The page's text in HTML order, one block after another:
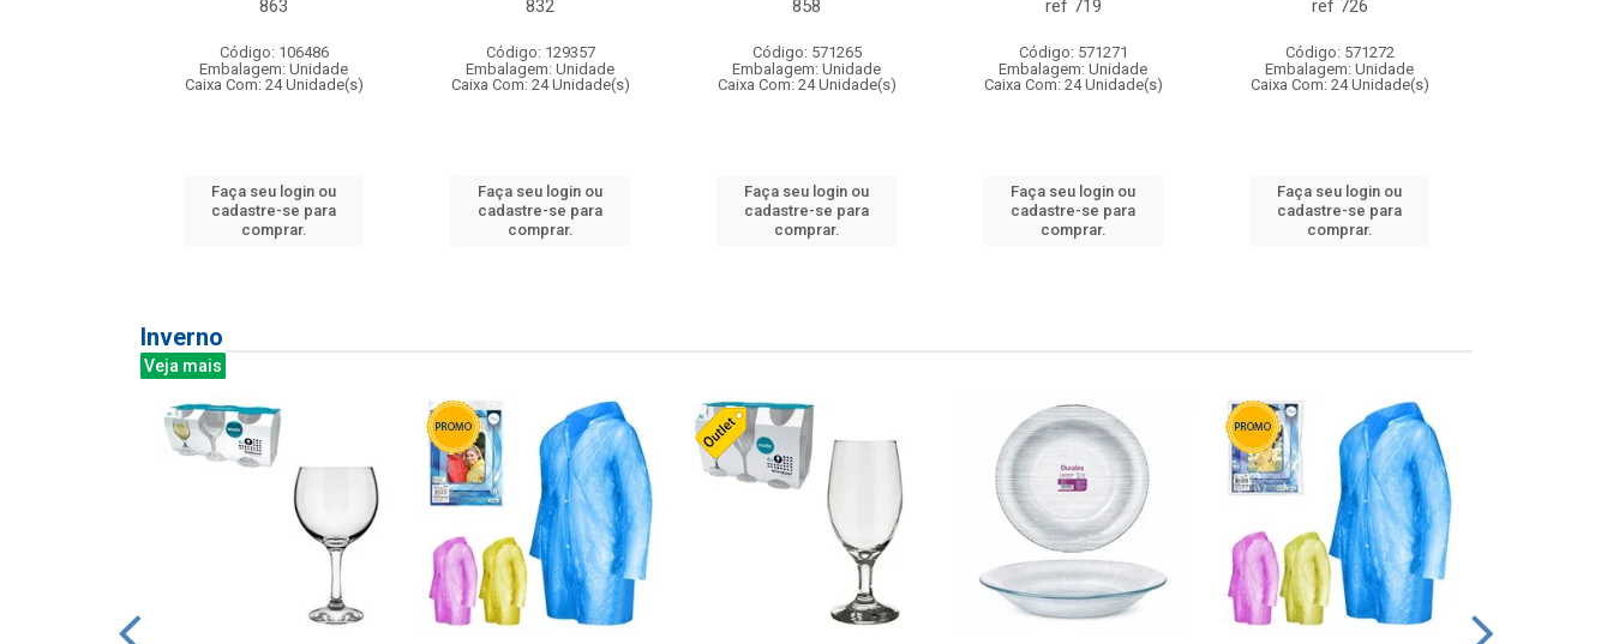
863
Código: 106486
Embalagem: Unidade
Caixa Com: 24 Unidade(s)
Faça seu login ou
cadastre-se para
comprar.
832
Código: 129357
Embalagem: Unidade
Caixa Com: 24 Unidade(s)
Faça seu login ou
cadastre-se para
comprar.
858
Código: 571265
Embalagem: Unidade
Caixa Com: 24 Unidade(s)
Faça seu login ou
cadastre-se para
comprar.
ref 719
Código: 571271
Embalagem: Unidade
Caixa Com: 24 Unidade(s)
Faça seu login ou
cadastre-se para
comprar.
ref 726
Código: 571272
Embalagem: Unidade
Caixa Com: 24 Unidade(s)
Faça seu login ou
cadastre-se para
comprar.
Inverno
Veja mais